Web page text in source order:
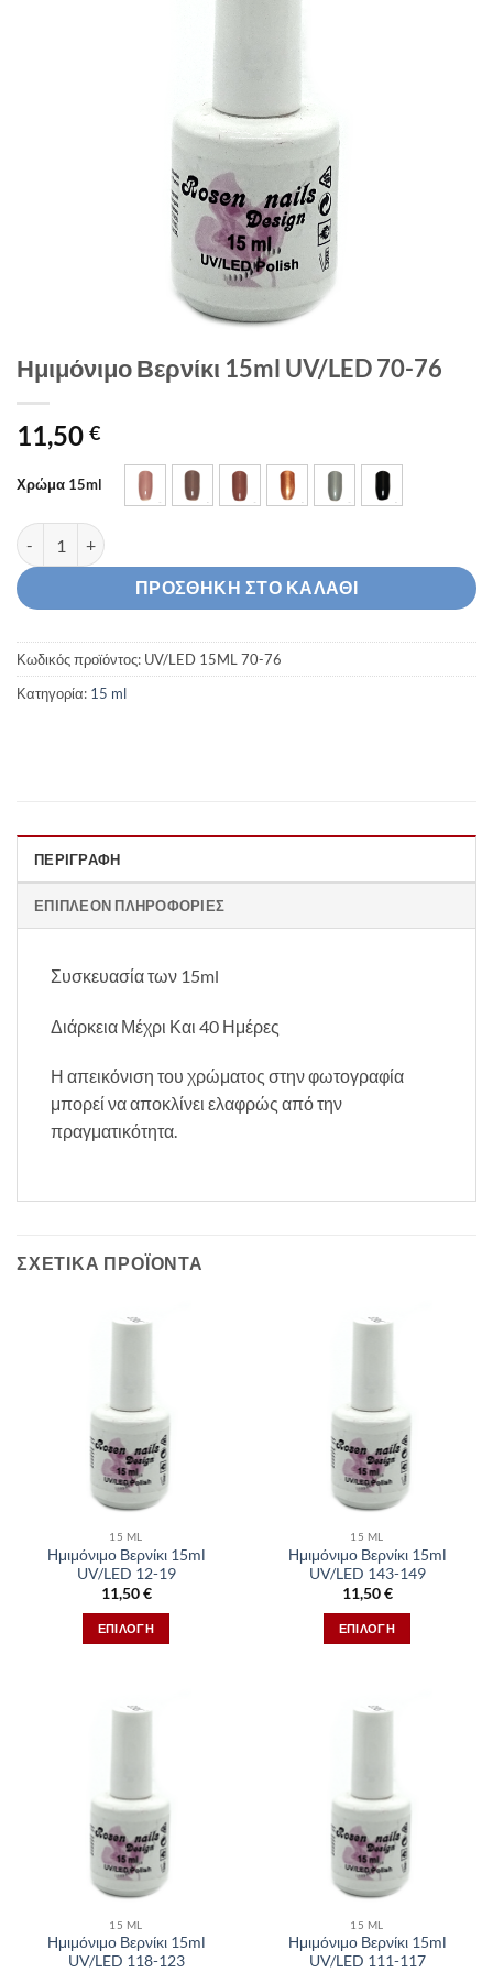
Ημιμόνιμο Βερνίκι 15ml UV/LED 70-76
11,50 €
Χρώμα 15ml
Ημιμόνιμο Βερνίκι 15ml UV/LED 70-76 ποσότητα
ΠΡΟΣΘΉΚΗ ΣΤΟ ΚΑΛΆΘΙ
Κωδικός προϊόντος: UV/LED 15ML 70-76
Κατηγορία: 15 ml
ΠΕΡΙΓΡΑΦΉ
ΕΠΙΠΛΈΟΝ ΠΛΗΡΟΦΟΡΊΕΣ
Συσκευασία των 15ml
Διάρκεια Μέχρι Και 40 Ημέρες
Η απεικόνιση του χρώματος στην φωτογραφία
μπορεί να αποκλίνει ελαφρώς από την
πραγματικότητα.
ΣΧΕΤΙΚΆ ΠΡΟΪΌΝΤΑ
15 ML
Ημιμόνιμο Βερνίκι 15ml
UV/LED 12-19
11,50€
ΕΠΙΛΟΓΉ
επιλογές
μπορούν
να
επιλεγούν
σελίδα
του
15 ML
Ημιμόνιμο Βερνίκι 15ml
UV/LED 143-149
11,50€
ΕΠΙΛΟΓΉ
επιλογές
μπορούν
να
επιλεγούν
σελίδα
του
15 ML
Ημιμόνιμο Βερνίκι 15ml
UV/LED 118-123
15 ML
Ημιμόνιμο Βερνίκι 15ml
UV/LED 111-117